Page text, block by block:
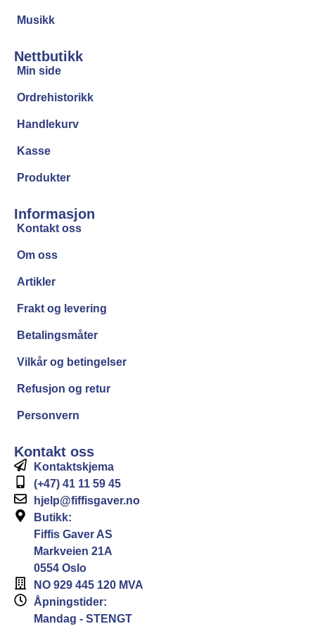
Musikk
Nettbutikk
Min side
Ordrehistorikk
Handlekurv
Kasse
Produkter
Informasjon
Kontakt oss
Om oss
Artikler
Frakt og levering
Betalingsmåter
Vilkår og betingelser
Refusjon og retur
Personvern
Kontakt oss
Kontaktskjema
(+47) 41 11 59 45
hjelp@fiffisgaver.no
Butikk:
Fiffis Gaver AS
Markveien 21A
0554 Oslo
NO 929 445 120 MVA
Åpningstider:
Mandag - STENGT